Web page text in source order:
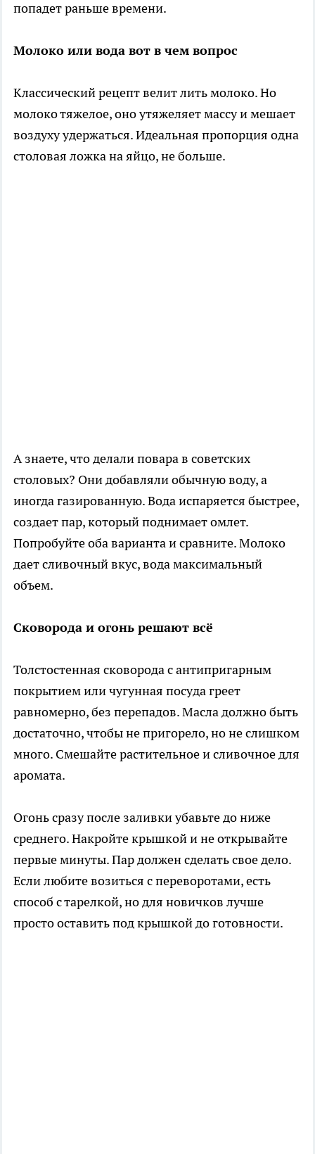
попадет раньше времени.
Молоко или вода вот в чем вопрос
Классический рецепт велит лить молоко. Но
молоко тяжелое, оно утяжеляет массу и мешает
воздуху удержаться. Идеальная пропорция одна
столовая ложка на яйцо, не больше.
А знаете, что делали повара в советских
столовых? Они добавляли обычную воду, а
иногда газированную. Вода испаряется быстрее,
создает пар, который поднимает омлет.
Попробуйте оба варианта и сравните. Молоко
дает сливочный вкус, вода максимальный
объем.
Сковорода и огонь решают всё
Толстостенная сковорода с антипригарным
покрытием или чугунная посуда греет
равномерно, без перепадов. Масла должно быть
достаточно, чтобы не пригорело, но не слишком
много. Смешайте растительное и сливочное для
аромата.
Огонь сразу после заливки убавьте до ниже
среднего. Накройте крышкой и не открывайте
первые минуты. Пар должен сделать свое дело.
Если любите возиться с переворотами, есть
способ с тарелкой, но для новичков лучше
просто оставить под крышкой до готовности.